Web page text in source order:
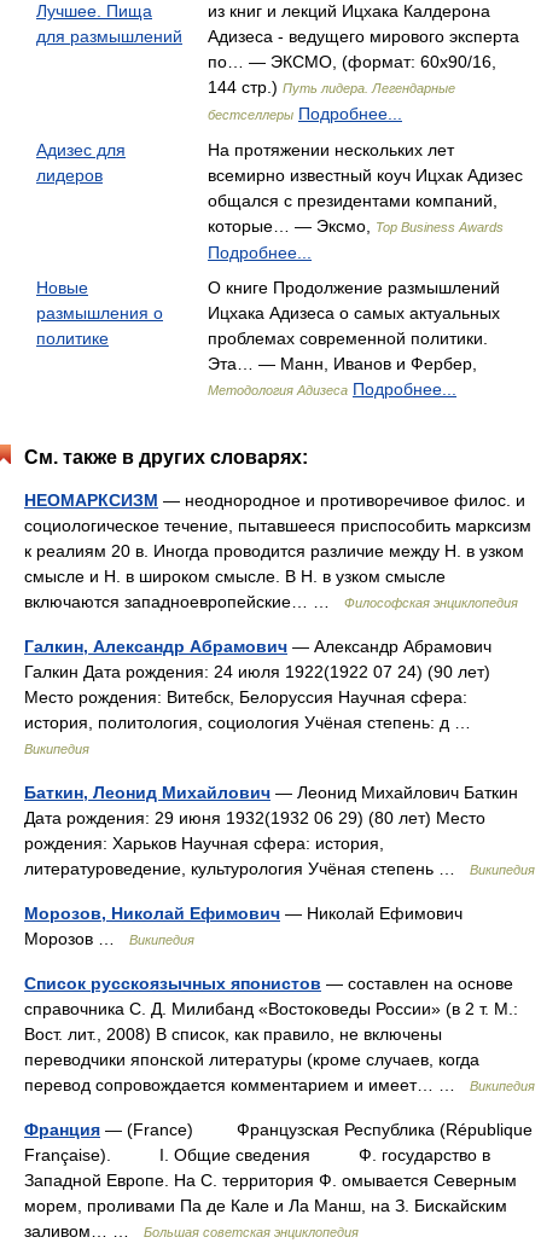
Лучшее. Пища
для размышлений
из книг и лекций Ицхака Калдерона
Адизеса - ведущего мирового эксперта
по… — ЭКСМО, (формат: 60x90/16,
144 стр.) Путь лидера. Легендарные
бестселлеры Подробнее...
Адизес для
лидеров
На протяжении нескольких лет
всемирно известный коуч Ицхак Адизес
общался с президентами компаний,
которые… — Эксмо,
Top Business Awards
Подробнее...
Новые
размышления о
политике
О книге Продолжение размышлений
Ицхака Адизеса о самых актуальных
проблемах современной политики.
Эта… — Манн, Иванов и Фербер,
Методология Адизеса Подробнее...
См. также в других словарях:
НЕОМАРКСИЗМ — неоднородное и противоречивое филос. и
социологическое течение, пытавшееся приспособить марксизм
к реалиям 20 в. Иногда проводится различие между Н. в узком
смысле и Н. в широком смысле. В Н. в узком смысле
включаются западноевропейские… …
Философская энциклопедия
Галкин, Александр Абрамович — Александр Абрамович
Галкин Дата рождения: 24 июля 1922(1922 07 24) (90 лет)
Место рождения: Витебск, Белоруссия Научная сфера:
история, политология, социология Учёная степень: д …
Википедия
Баткин, Леонид Михайлович — Леонид Михайлович Баткин
Дата рождения: 29 июня 1932(1932 06 29) (80 лет) Место
рождения: Харьков Научная сфера: история,
литературоведение, культурология Учёная степень …
Википедия
Морозов, Николай Ефимович — Николай Ефимович
Морозов …
Википедия
Список русскоязычных японистов — составлен на основе
справочника С. Д. Милибанд «Востоковеды России» (в 2 т. М.:
Вост. лит., 2008) В список, как правило, не включены
переводчики японской литературы (кроме случаев, когда
перевод сопровождается комментарием и имеет… …
Википедия
Франция — (France) Французская Республика (République
Française). I. Общие сведения Ф. государство в
Западной Европе. На С. территория Ф. омывается Северным
морем, проливами Па де Кале и Ла Манш, на З. Бискайским
заливом… …
Большая советская энциклопедия